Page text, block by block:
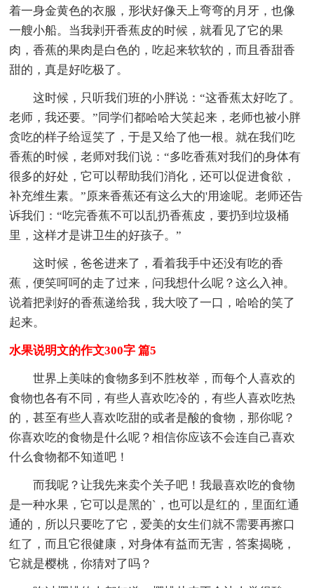
着一身金黄色的衣服，形状好像天上弯弯的月牙，也像
一艘小船。当我剥开香蕉皮的时候，就看见了它的果
肉，香蕉的果肉是白色的，吃起来软软的，而且香甜香
甜的，真是好吃极了。
这时候，只听我们班的小胖说：“这香蕉太好吃了。
老师，我还要。”同学们都哈哈大笑起来，老师也被小胖
贪吃的样子给逗笑了，于是又给了他一根。就在我们吃
香蕉的时候，老师对我们说：“多吃香蕉对我们的身体有
很多的好处，它可以帮助我们消化，还可以促进食欲，
补充维生素。”原来香蕉还有这么大的'用途呢。老师还告
诉我们：“吃完香蕉不可以乱扔香蕉皮，要扔到垃圾桶
里，这样才是讲卫生的好孩子。”
这时候，爸爸进来了，看着我手中还没有吃的香
蕉，便笑呵呵的走了过来，问我想什么呢？这么入神。
说着把剥好的香蕉递给我，我大咬了一口，哈哈的笑了
起来。
水果说明文的作文300字 篇5
世界上美味的食物多到不胜枚举，而每个人喜欢的
食物也各有不同，有些人喜欢吃冷的，有些人喜欢吃热
的，甚至有些人喜欢吃甜的或者是酸的食物，那你呢？
你喜欢吃的食物是什么呢？相信你应该不会连自己喜欢
什么食物都不知道吧！
而我呢？让我先来卖个关子吧！我最喜欢吃的食物
是一种水果，它可以是黑的`，也可以是红的，里面红通
通的，所以只要吃了它，爱美的女生们就不需要再擦口
红了，而且它很健康，对身体有益而无害，答案揭晓，
它就是樱桃，你猜对了吗？